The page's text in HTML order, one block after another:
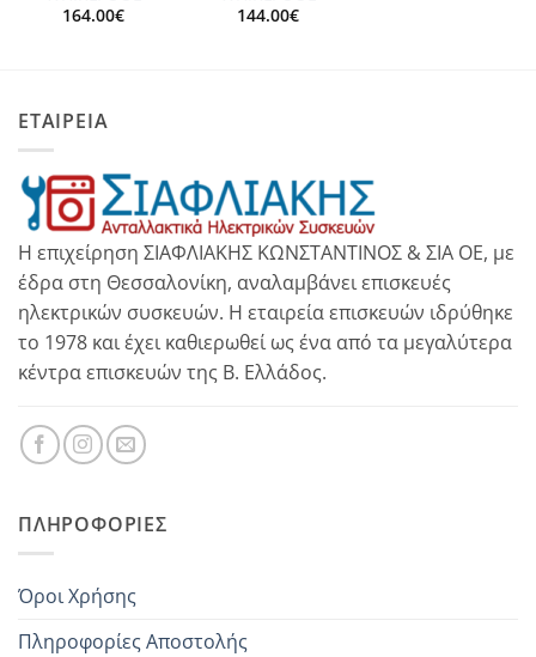
164.00€
144.00€
ΕΤΑΙΡΕΙΑ
Η επιχείρηση ΣΙΑΦΛΙΑΚΗΣ ΚΩΝΣΤΑΝΤΙΝΟΣ & ΣΙΑ ΟΕ, με
έδρα στη Θεσσαλονίκη, αναλαμβάνει επισκευές
ηλεκτρικών συσκευών. Η εταιρεία επισκευών ιδρύθηκε
το 1978 και έχει καθιερωθεί ως ένα από τα μεγαλύτερα
κέντρα επισκευών της Β. Ελλάδος.
ΠΛΗΡΟΦΟΡΊΕΣ
Όροι Χρήσης
Πληροφορίες Αποστολής